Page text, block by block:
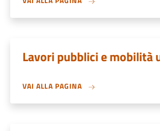
Lavori pubblici e mobilità
VAI ALLA PAGINA